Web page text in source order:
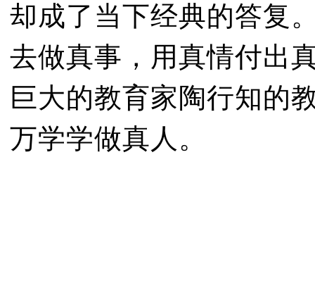
却成了当下经典的答复
去做真事，用真情付出
巨大的教育家陶行知
万学学做真人。